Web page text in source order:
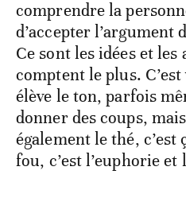
comprendre la
d’accepter l’argument
Ce sont les idées et
comptent le plus.
élève le ton, parfois
donner des coups,
également le thé, c’est
fou, c’est l’euphorie et